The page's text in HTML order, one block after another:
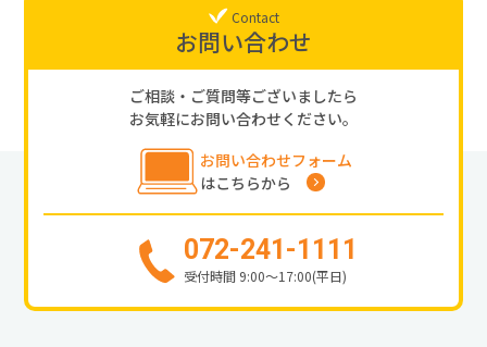
Contact
お問い合わせ
ご相談・ご質問等ございましたら
お気軽にお問い合わせください。
お問い合わせフォーム
はこちらから
072-241-1111
受付時間 9:00〜17:00(平日)